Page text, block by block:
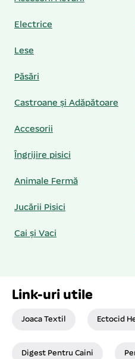
Electrice
Lese
Păsări
Castroane și Adăpătoare
Accesorii
Îngrijire pisici
Animale Fermă
Jucării Pisici
Cai și Vaci
Link-uri utile
Joaca Textil Ectocid
Digest Pentru Caini